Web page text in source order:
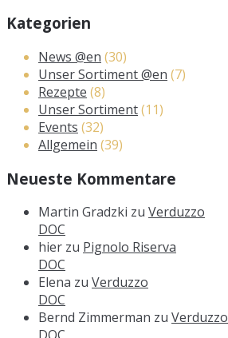
Kategorien
News @en (30)
Unser Sortiment @en (7)
Rezepte (8)
Unser Sortiment(11)
Events (32)
Allgemein (39)
Neueste Kommentare
Martin Gradzki zu Verduzzo
DOC
hier zu Pignolo Riserva
DOC
Elena zu Verduzzo
DOC
Bernd Zimmerman zu Verduzzo